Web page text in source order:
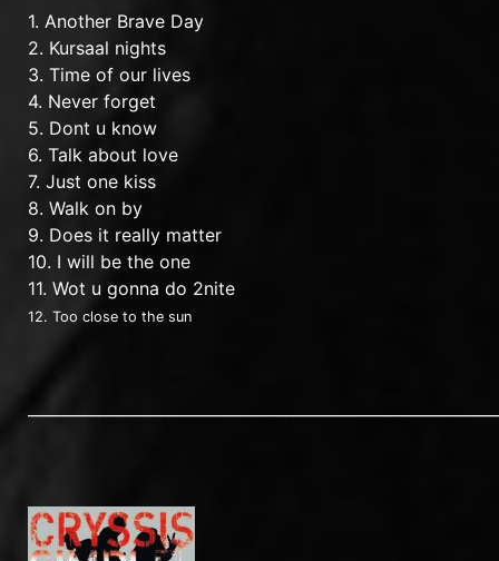
1. Another Brave Day
2. Kursaal nights
3. Time of our lives
4. Never forget
5. Dont u know
6. Talk about love
7. Just one kiss
8. Walk on by
9. Does it really matter
10. I will be the one
11. Wot u gonna do 2nite
12. Too close to the sun